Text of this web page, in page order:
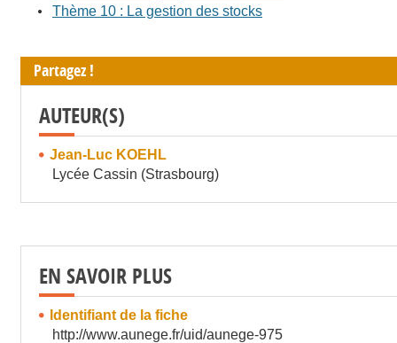
Thème 10 : La gestion des stocks
Partagez !
AUTEUR(S)
Jean-Luc KOEHL
Lycée Cassin (Strasbourg)
EN SAVOIR PLUS
Identifiant de la fiche
http://www.aunege.fr/uid/aunege-975